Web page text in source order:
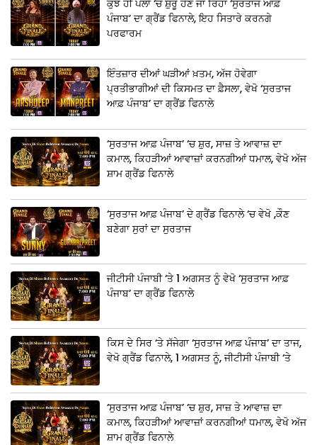
ਕੁਝ ਹੀ ਪਲਾਂ ‘ਚ ਸ਼ੁਰੂ ਹੋਣ ਜਾ ਰਿਹਾ ‘ਸੁਰਤਾਜ ਆਫ਼
ਪੰਜਾਬ’ ਦਾ ਗ੍ਰੈਂਡ ਫਿਨਾਲੇ, ਇਹ ਸਿਤਾਰੇ ਕਰਨਗੇ
ਪਰਫਾਰਮ
ਇੰਤਜ਼ਾਰ ਦੀਆਂ ਘੜੀਆਂ ਖ਼ਤਮ, ਅੱਜ ਹੋਵੇਗਾ
ਪ੍ਰਤੀਭਾਗੀਆਂ ਦੀ ਕਿਸਮਤ ਦਾ ਫ਼ੈਸਲਾ, ਵੇਖੋ ‘ਸੁਰਤਾਜ
ਆਫ਼ ਪੰਜਾਬ’ ਦਾ ਗ੍ਰੈਂਡ ਫਿਨਾਲੇ
‘ਸੁਰਤਾਜ ਆਫ਼ ਪੰਜਾਬ’ ‘ਚ ਸ਼ੁਰ, ਸਾਜ਼ ਤੇ ਆਵਾਜ਼ ਦਾ
ਕਮਾਲ, ਕਿਹੜੀਆਂ ਆਵਾਜ਼ਾਂ ਕਰਨਗੀਆਂ ਧਮਾਲ, ਵੇਖੋ ਅੱਜ
ਸ਼ਾਮ ਗ੍ਰੈਂਡ ਫਿਨਾਲੇ
‘ਸੁਰਤਾਜ ਆਫ਼ ਪੰਜਾਬ’ ਦੇ ਗ੍ਰੈਂਡ ਫਿਨਾਲੇ ‘ਚ ਵੇਖੋ ,ਕੌਣ
ਬਣੇਗਾ ਸੁਰਾਂ ਦਾ ਸੁਰਤਾਜ
ਜੀਟੀਸੀ ਪੰਜਾਬੀ ‘ਤੇ 1 ਅਗਸਤ ਨੂੰ ਵੇਖੋ ‘ਸੁਰਤਾਜ ਆਫ਼
ਪੰਜਾਬ’ ਦਾ ਗ੍ਰੈਂਡ ਫਿਨਾਲੇ
ਕਿਸ ਦੇ ਸਿਰ ‘ਤੇ ਸੱਜੇਗਾ ‘ਸੁਰਤਾਜ ਆਫ਼ ਪੰਜਾਬ’ ਦਾ ਤਾਜ,
ਵੇਖੋ ਗ੍ਰੈਂਡ ਫਿਨਾਲੇ, 1 ਅਗਸਤ ਨੂੰ, ਜੀਟੀਸੀ ਪੰਜਾਬੀ ‘ਤੇ
‘ਸੁਰਤਾਜ ਆਫ਼ ਪੰਜਾਬ’ ‘ਚ ਸ਼ੁਰ, ਸਾਜ਼ ਤੇ ਆਵਾਜ਼ ਦਾ
ਕਮਾਲ, ਕਿਹੜੀਆਂ ਆਵਾਜ਼ਾਂ ਕਰਨਗੀਆਂ ਧਮਾਲ, ਵੇਖੋ ਅੱਜ
ਸ਼ਾਮ ਗ੍ਰੈਂਡ ਫਿਨਾਲੇ